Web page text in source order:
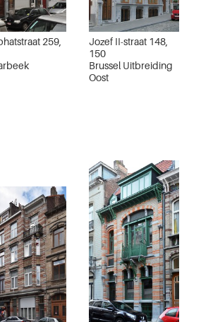
259,
Jozef II-straat 148,
150
Brussel Uitbreiding
Oost